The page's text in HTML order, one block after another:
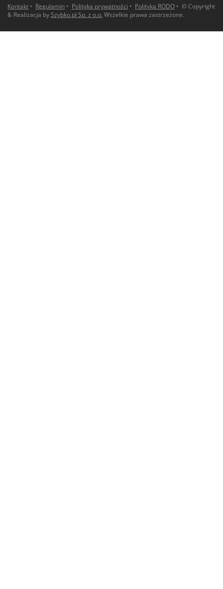
Kontakt • Regulamin • Polityka prywatności • Polityka RODO • © Copyright
& Realizacja bySzybko.pl Sp. z o.o. Wszelkie prawa zastrzeżone.